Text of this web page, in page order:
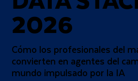
2026
Cómo los profesionales del
convierten en agentes del
mundo impulsado por la IA